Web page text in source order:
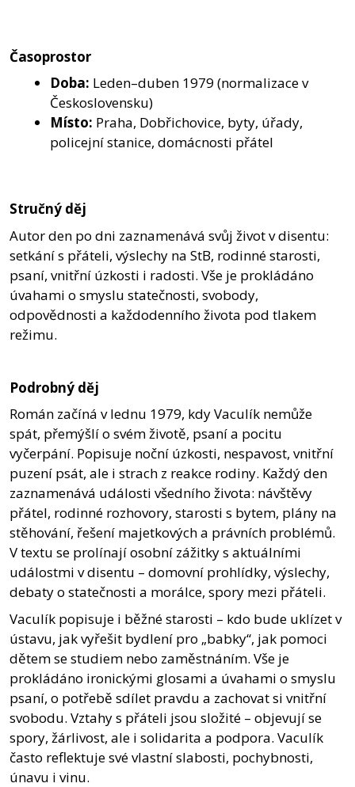
Časoprostor
Doba: Leden–duben 1979 (normalizace v
Československu)
Místo: Praha, Dobřichovice, byty, úřady,
policejní stanice, domácnosti přátel
Stručný děj
Autor den po dni zaznamenává svůj život v disentu:
setkání s přáteli, výslechy na StB, rodinné starosti,
psaní, vnitřní úzkosti i radosti. Vše je prokládáno
úvahami o smyslu statečnosti, svobody,
odpovědnosti a každodenního života pod tlakem
režimu.
Podrobný děj
Román začíná v lednu 1979, kdy Vaculík nemůže
spát, přemýšlí o svém životě, psaní a pocitu
vyčerpání. Popisuje noční úzkosti, nespavost, vnitřní
puzení psát, ale i strach z reakce rodiny. Každý den
zaznamenává události všedního života: návštěvy
přátel, rodinné rozhovory, starosti s bytem, plány na
stěhování, řešení majetkových a právních problémů.
V textu se prolínají osobní zážitky s aktuálními
událostmi v disentu – domovní prohlídky, výslechy,
debaty o statečnosti a morálce, spory mezi přáteli.
Vaculík popisuje i běžné starosti – kdo bude uklízet v
ústavu, jak vyřešit bydlení pro „babky“, jak pomoci
dětem se studiem nebo zaměstnáním. Vše je
prokládáno ironickými glosami a úvahami o smyslu
psaní, o potřebě sdílet pravdu a zachovat si vnitřní
svobodu. Vztahy s přáteli jsou složité – objevují se
spory, žárlivost, ale i solidarita a podpora. Vaculík
často reflektuje své vlastní slabosti, pochybnosti,
únavu i vinu.